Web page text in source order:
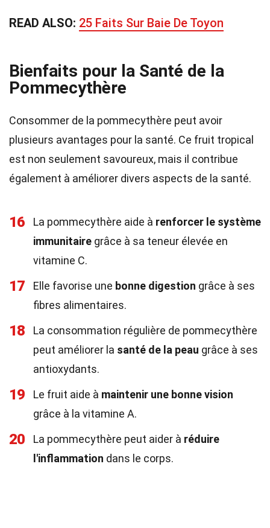
READ ALSO: 25 Faits Sur Baie De Toyon
Bienfaits pour la Santé de la
Pommecythère
Consommer de la pommecythère peut avoir
plusieurs avantages pour la santé. Ce fruit tropical
est non seulement savoureux, mais il contribue
également à améliorer divers aspects de la santé.
16 La pommecythère aide à renforcer le système
immunitaire grâce à sa teneur élevée en
vitamine C.
17 Elle favorise une bonne digestion grâce à ses
fibres alimentaires.
18
La consommation régulière de pommecythère
peut améliorer la santé de la peau grâce à ses
antioxydants.
19 Le fruit aide à maintenir une bonne vision
grâce à la vitamine A.
20 La pommecythère peut aider à réduire
l'inflammation dans le corps.